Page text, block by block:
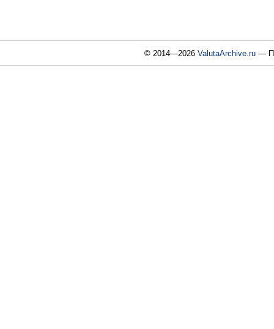
© 2014—2026ValutaArchive.ru —